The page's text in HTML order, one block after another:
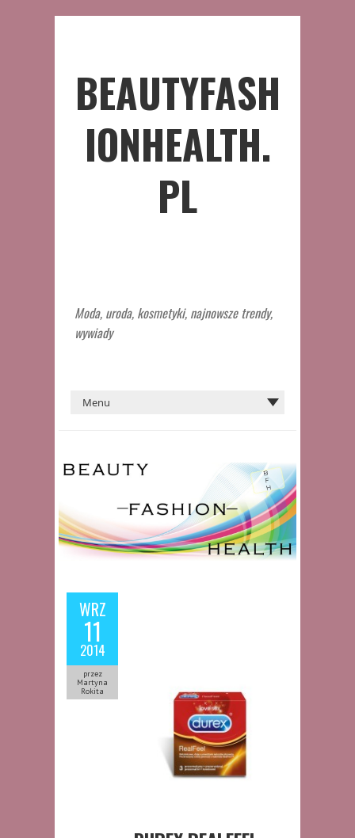
BEAUTYFASH
IONHEALTH.
PL
Moda, uroda, kosmetyki, najnowsze trendy,
wywiady
WRZ
11
2014
przez
Martyna
Rokita